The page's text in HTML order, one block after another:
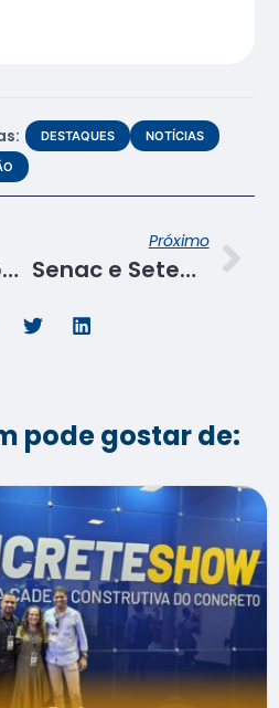
DESTAQUES
NOTÍCIAS
Senac Sergipe multiplica orientações sobre o Modelo Pedagógico com equipes da capital e do interior
Próximo
Senac e Seteem encerram mais uma oficina de comidas típicas com foco no empreendedorismo
pode gostar de: